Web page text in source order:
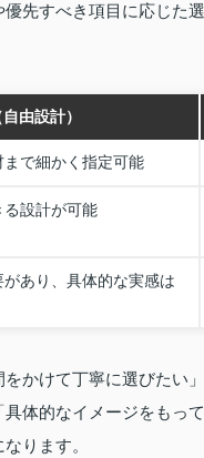
先すべき項目に応じた
由設計）
で細かく指定可能
設計が可能
あり、具体的な実感は
かけて丁寧に選びたい
体的なイメージをもっ
ります。